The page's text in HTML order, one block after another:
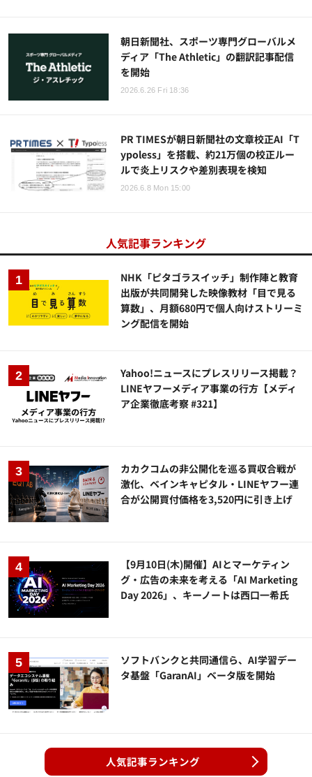
朝日新聞社、スポーツ専門グローバルメ
ディア「The Athletic」の翻訳記事配信
を開始
2026.6.26 Fri 18:36
PR TIMESが朝日新聞社の文章校正AI「T
ypoless」を搭載、約21万個の校正ルー
ルで炎上リスクや差別表現を検知
2026.6.8 Mon 15:00
人気記事ランキング
NHK「ピタゴラスイッチ」制作陣と教育
出版が共同開発した映像教材「目で見る
算数」、月額680円で個人向けストリーミ
ング配信を開始
Yahoo!ニュースにプレスリリース掲載？
LINEヤフーメディア事業の行方【メディ
ア企業徹底考察 #321】
カカクコムの非公開化を巡る買収合戦が
激化、ベインキャピタル・LINEヤフー連
合が公開買付価格を3,520円に引き上げ
【9月10日(木)開催】AIとマーケティン
グ・広告の未来を考える「AI Marketing
Day 2026」、キーノートは西口一希氏
ソフトバンクと共同通信ら、AI学習デー
タ基盤「GaranAI」ベータ版を開始
人気記事ランキング